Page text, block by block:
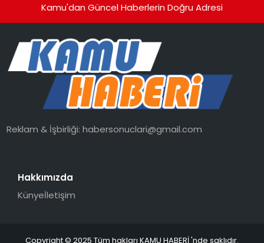
Kamu'dan Güncel Haberlerin Doğru Adresi
Reklam & İşbirliği:habersonuclari@gmail.com
Hakkımızda
Künyeİletişim
Copyright © 2025 Tüm hakları KAMU HABERİ 'nde saklıdır.